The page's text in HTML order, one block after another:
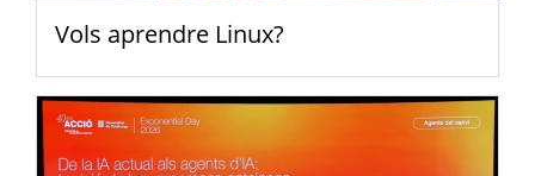
Vols aprendre Linux?